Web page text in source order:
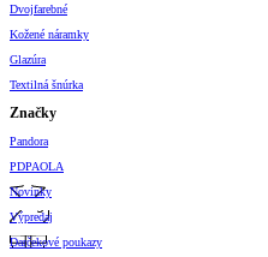
Dvojfarebné
Kožené náramky
Glazúra
Textilná šnúrka
Značky
Pandora
PDPAOLA
Novinky
Výpredaj
Darčekové poukazy